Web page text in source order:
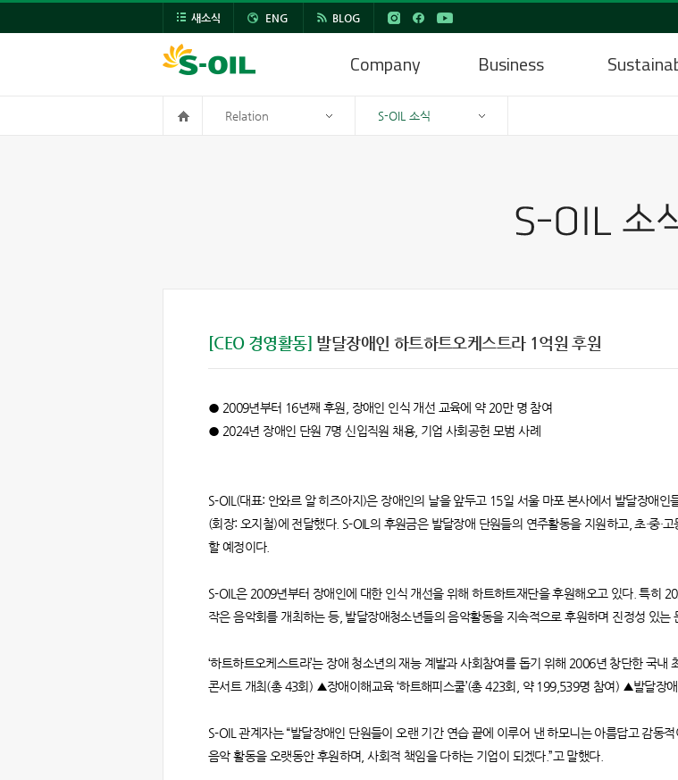
새소식 ENG BLOG
Company Business
Relation S-OIL 소식
[CEO 경영활동] 발달장애인 하트하트오케스트라 1억원 후원
● 2009년부터 16년째 후원, 장애인 인식 개선 교육에 약 20만 명 참여
● 2024년 장애인 단원 7명 신입직원 채용, 기업 사회공헌 모범 사례
S-OIL(대표: 안와르 알 히즈아지)은 장애인의 날을 앞두고 15일 서울 마포 본사에서 발달장애인
(회장: 오지철)에 전달했다. S-OIL의 후원금은 발달장애 단원들의 연주활동을 지원하고, 초·중·
할 예정이다.
S-OIL은 2009년부터 장애인에 대한 인식 개선을 위해 하트하트재단을 후원해오고 있다. 특히
작은 음악회를 개최하는 등, 발달장애청소년들의 음악활동을 지속적으로 후원하며 진정성 있는
‘하트하트오케스트라’는 장애 청소년의 재능 계발과 사회참여를 돕기 위해 2006년 창단한 국
콘서트 개최(총 43회) ▲장애이해교육 ‘하트해피스쿨’(총 423회, 약 199,539명 참여) ▲발달장
S-OIL 관계자는 “발달장애인 단원들이 오랜 기간 연습 끝에 이루어 낸 하모니는 아름답고 감동
음악 활동을 오랫동안 후원하며, 사회적 책임을 다하는 기업이 되겠다.”고 말했다.